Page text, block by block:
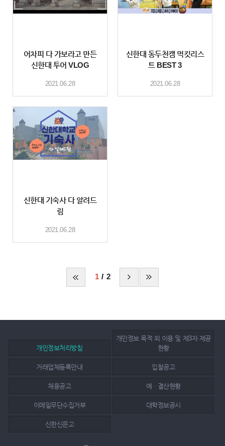
어차피 다 가보라고 만든
신한대 투어 VLOG
2021.06.28
신한대 동두천캠 먹킷리스
트 BEST 3
2021.06.28
신한대 기숙사 다 알려드
림
2021.06.28
1 2
개인정보처리방침
개인정보 목적 외 이용 및 제3자 제공
현황
거래업체등록안내 입찰공고
채용공고 예ㆍ결산현황
이메일무단수집거부 대학정보공시
신한신문고